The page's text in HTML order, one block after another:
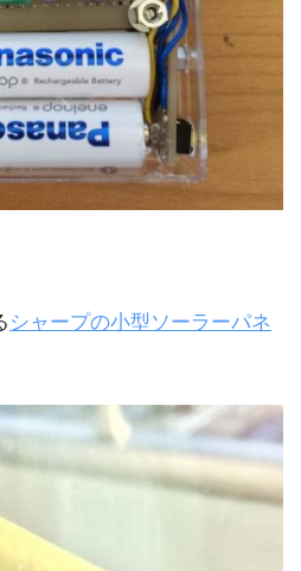
シャープの小型ソーラーパネ